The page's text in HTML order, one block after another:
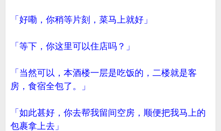
「好嘞，你稍等片刻，菜马上就好」
「等下，你这里可以住店吗？」
「当然可以，本酒楼一层是吃饭的，二楼就是客
房，食宿全包了。」
「如此甚好，你去帮我留间空房，顺便把我马上的
包裹拿上去」